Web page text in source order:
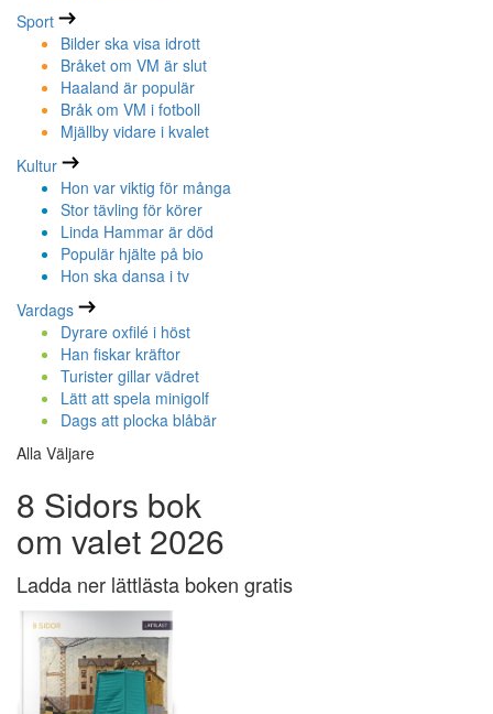
Sport
Bilder ska visa idrott
Bråket om VM är slut
Haaland är populär
Bråk om VM i fotboll
Mjällby vidare i kvalet
Kultur
Hon var viktig för många
Stor tävling för körer
Linda Hammar är död
Populär hjälte på bio
Hon ska dansa i tv
Vardags
Dyrare oxfilé i höst
Han fiskar kräftor
Turister gillar vädret
Lätt att spela minigolf
Dags att plocka blåbär
Alla Väljare
8 Sidors bok
om valet 2026
Ladda ner lättlästa boken gratis